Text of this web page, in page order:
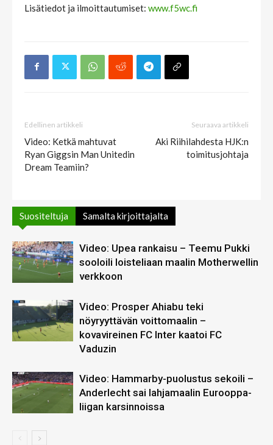
Lisätiedot ja ilmoittautumiset: www.f5wc.fi
Edellinen artikkeli
Video: Ketkä mahtuvat
Ryan Giggsin Man Unitedin
Dream Teamiin?
Seuraava artikkeli
Aki Riihilahdesta HJK:n
toimitusjohtaja
Suositeltuja Samalta kirjoittajalta
Video: Upea rankaisu – Teemu Pukki
sooloili loisteliaan maalin Motherwellin
verkkoon
Video: Prosper Ahiabu teki
nöyryyttävän voittomaalin –
kovavireinen FC Inter kaatoi FC
Vaduzin
Video: Hammarby-puolustus sekoili –
Anderlecht sai lahjamaalin Eurooppa-
liigan karsinnoissa